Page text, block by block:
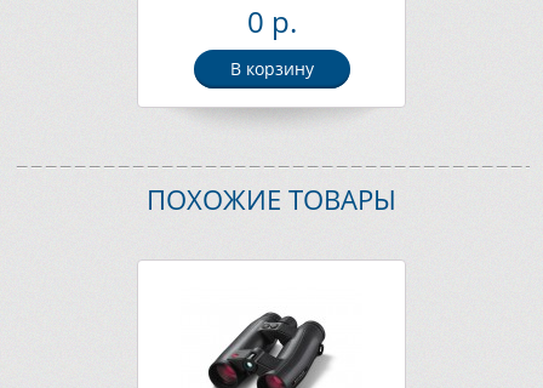
0 р.
В корзину
ПОХОЖИЕ ТОВАРЫ